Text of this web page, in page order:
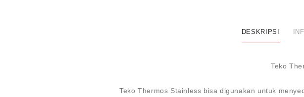
DESKRIPSI
Teko
Teko Thermos Stainless bisa digunakan untuk